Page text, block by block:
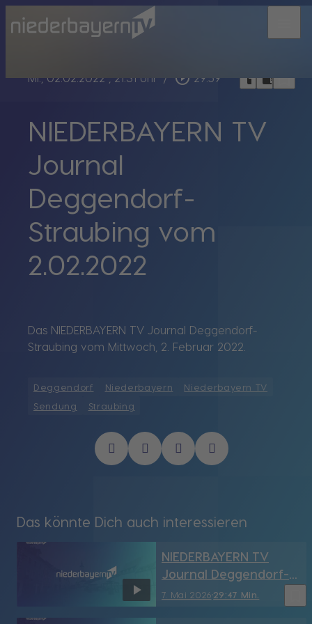
Mi., 02.02.2022 , 21:31 Uhr / play_circle_outline 29:59 headphoneschrome_reader_modebookmark_border
NIEDERBAYERN TV
Journal
Deggendorf-
Straubing vom
2.02.2022
Das NIEDERBAYERN TV Journal Deggendorf-
Straubing vom Mittwoch, 2. Februar 2022.
Deggendorf Niederbayern
Niederbayern TV
Sendung
Straubing
Das könnte Dich auch interessieren
7. Mai 2026 29:47 Min.
NIEDERBAYERN TV
Journal Deggendorf-
Straubing vom